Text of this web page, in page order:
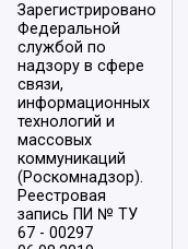
Зарегистрировано
Федеральной
службой по
надзору в сфере
связи,
информационных
технологий и
массовых
коммуникаций
(Роскомнадзор).
Реестровая
запись ПИ № ТУ
67 - 00297